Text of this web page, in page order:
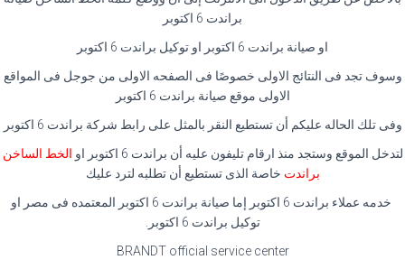
براندت 6 اكتوبر
او صيانة براندت 6 اكتوبر او توكيل براندت 6 اكتوبر
وسوف تجد فى النتائج الاولى خصوصًا فى الصفحه الاولى من جوجل فى المواقع
الاولى موقع صيانة براندت 6 اكتوبر
وفى تلك الحاله عليكم أن تستطيع النقر بالمثل على رابط شركة براندت 6 اكتوبر
لتدخل الموقع وستجد منذ ارقام تليفون عليه أن براندت 6 اكتوبر او
الخط الساخن
براندت خاصة الذى تستطيع أن تطلبه لترد عليك
خدمه عملاء براندت 6 اكتوبر إما صيانة براندت 6 اكتوبر المعتمده فى مصر او
توكيل براندت 6 اكتوبر.
BRANDT official service center